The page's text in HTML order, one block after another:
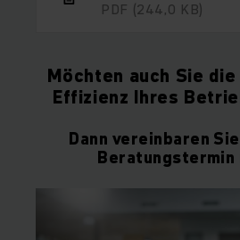
PDF (244,0 KB)
Möchten auch Sie
Effizienz Ihres
Dann vereinbaren
Beratungstermin